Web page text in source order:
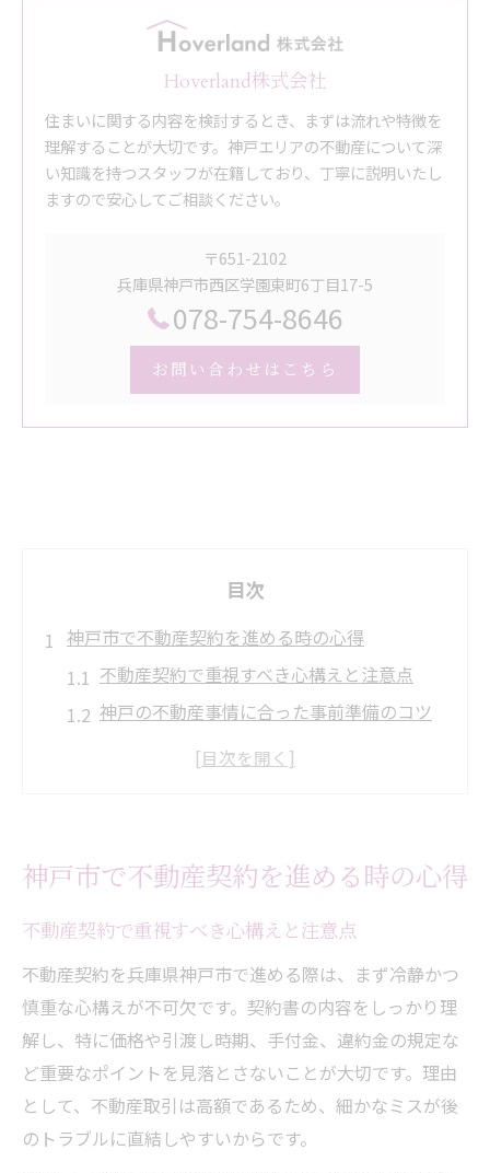
Hoverland株式会社
住まいに関する内容を検討するとき、まずは流れや特徴を
理解することが大切です。神戸エリアの不動産について深
い知識を持つスタッフが在籍しており、丁寧に説明いたし
ますので安心してご相談ください。
〒651-2102
兵庫県神戸市西区学園東町6丁目17-5
078-754-8646
お問い合わせはこちら
目次
神戸市で不動産契約を進める時の心得
不動産契約で重視すべき心構えと注意点
神戸の不動産事情に合った事前準備のコツ
安心の契約へ導く不動産選びの基本姿勢
信頼できる不動産会社選びの極意
不動産会社ランキングの活用ポイント解説
神戸市の不動産会社一覧から選ぶ基準とは
信頼できる不動産会社を見極める比較術
賃貸も売買も安心できる不動産会社の選択
法
信頼性重視の不動産会社選び実践チェック
不動産契約前に必ず確認したい要点
神戸市で不動産契約を進める時の心得
不動産契約で重視すべき心構えと注意点
不動産契約を兵庫県神戸市で進める際は、まず冷静かつ
慎重な心構えが不可欠です。契約書の内容をしっかり理
解し、特に価格や引渡し時期、手付金、違約金の規定な
ど重要なポイントを見落とさないことが大切です。理由
として、不動産取引は高額であるため、細かなミスが後
のトラブルに直結しやすいからです。